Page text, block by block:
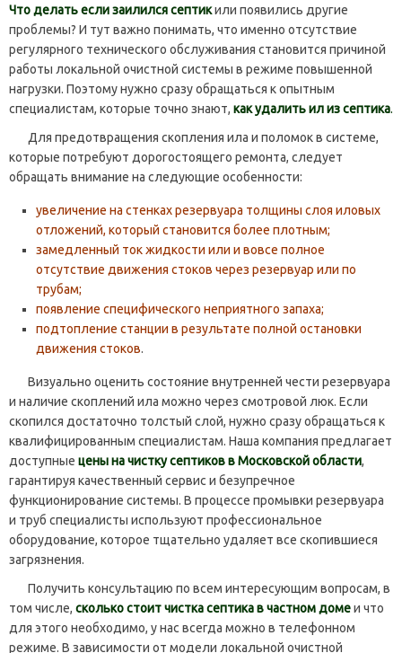
Что делать если заилился септикили появились другие
проблемы? И тут важно понимать, что именно отсутствие
регулярного технического обслуживания становится причиной
работы локальной очистной системы в режиме повышенной
нагрузки. Поэтому нужно сразу обращаться к опытным
специалистам, которые точно знают, как удалить ил из септика.
Для предотвращения скопления ила и поломок в системе,
которые потребуют дорогостоящего ремонта, следует
обращать внимание на следующие особенности:
увеличение на стенках резервуара толщины слоя иловых
отложений, который становится более плотным;
замедленный ток жидкости или и вовсе полное
отсутствие движения стоков через резервуар или по
трубам;
появление специфического неприятного запаха;
подтопление станции в результате полной остановки
движения стоков.
Визуально оценить состояние внутренней чести резервуара
и наличие скоплений ила можно через смотровой люк. Если
скопился достаточно толстый слой, нужно сразу обращаться к
квалифицированным специалистам. Наша компания предлагает
доступные цены на чистку септиков в Московской области,
гарантируя качественный сервис и безупречное
функционирование системы. В процессе промывки резервуара
и труб специалисты используют профессиональное
оборудование, которое тщательно удаляет все скопившиеся
загрязнения.
Получить консультацию по всем интересующим вопросам, в
том числе, сколько стоит чистка септика в частном домеи что
для этого необходимо, у нас всегда можно в телефонном
режиме. В зависимости от модели локальной очистной